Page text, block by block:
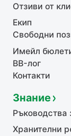
Отзиви от
Екип
Свободни
Имейл
BB-лог
Контакти
Знание
Ръководства
Хранителни